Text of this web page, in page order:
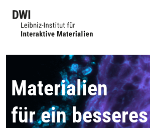
Materialien
für ein